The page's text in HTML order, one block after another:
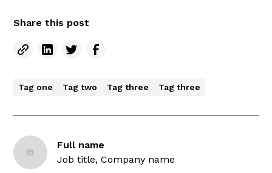
Share this post
Tag one Tag two Tag three Tag three
Full name
Job title, Company name